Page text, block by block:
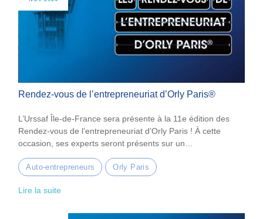
Rendez-vous de l’entrepreneuriat d’Orly Paris®
L’Urssaf Île-de-France sera présente à la 11e édition des
Rendez-vous de l’entrepreneuriat d’Orly Paris ! À cette
occasion, ses experts seront présents sur un…
Auto-entrepreneurs Orly Paris
Lire la suite